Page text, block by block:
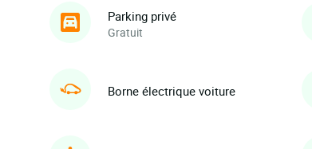
Parking privé
Gratuit
Borne électrique voiture